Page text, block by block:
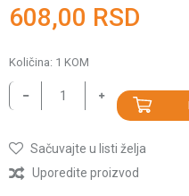
608,00 RSD
Količina: 1 KOM
Sačuvajte u listi želja
Uporedite proizvod